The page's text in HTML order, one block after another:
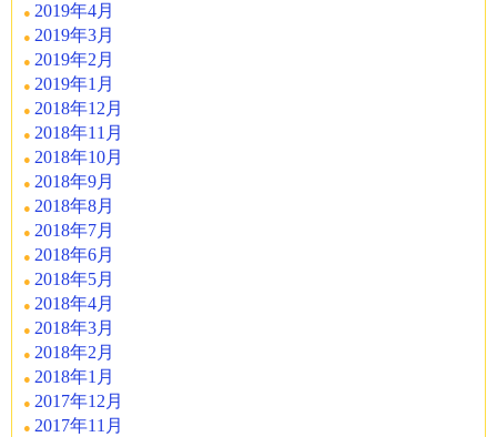
2019年4月
2019年3月
2019年2月
2019年1月
2018年12月
2018年11月
2018年10月
2018年9月
2018年8月
2018年7月
2018年6月
2018年5月
2018年4月
2018年3月
2018年2月
2018年1月
2017年12月
2017年11月